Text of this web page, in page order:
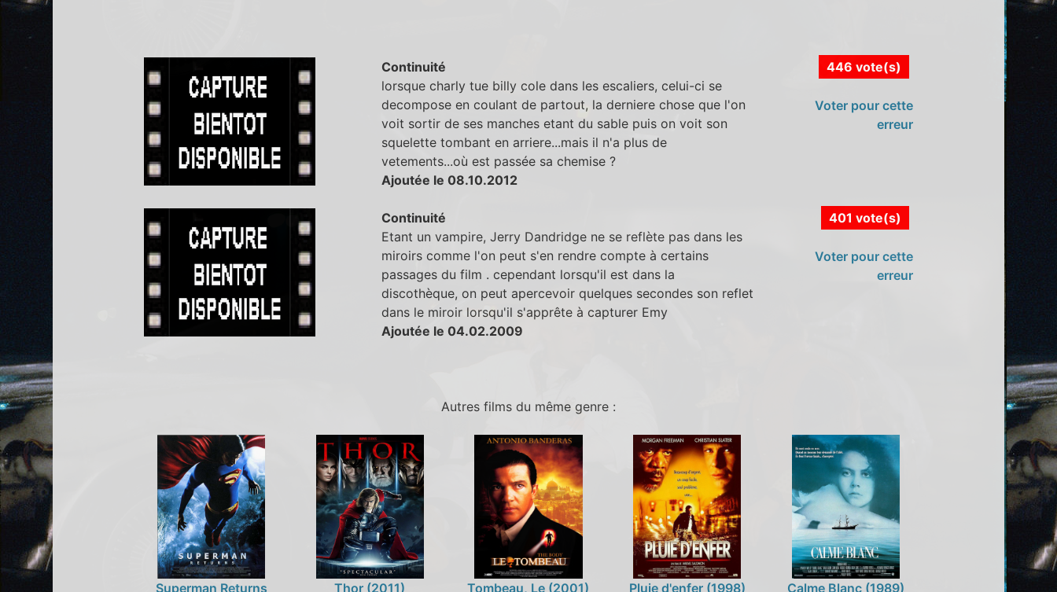
Continuité
lorsque charly tue billy cole dans les escaliers, celui-ci se
decompose en coulant de partout, la derniere chose que l'on
voit sortir de ses manches etant du sable puis on voit son
squelette tombant en arriere...mais il n'a plus de
vetements...où est passée sa chemise ?
Ajoutée le 08.10.2012
446 vote(s)
Voter pour cette
erreur
Continuité
Etant un vampire, Jerry Dandridge ne se reflète pas dans les
miroirs comme l'on peut s'en rendre compte à certains
passages du film . cependant lorsqu'il est dans la
discothèque, on peut apercevoir quelques secondes son reflet
dans le miroir lorsqu'il s'apprête à capturer Emy
Ajoutée le 04.02.2009
401 vote(s)
Voter pour cette
erreur
Autres films du même genre :
Superman Returns Thor (2011) Tombeau, Le (2001) Pluie d'enfer (1998) Calme Blanc (1989)